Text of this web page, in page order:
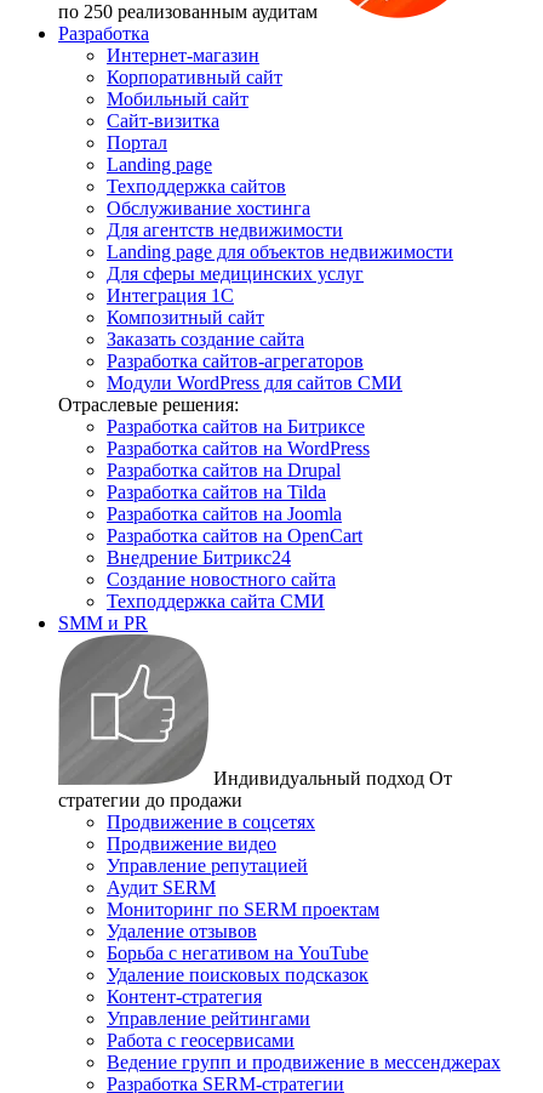
по 250 реализованным аудитам
Разработка
Интернет-магазин
Корпоративный сайт
Мобильный сайт
Сайт-визитка
Портал
Landing page
Техподдержка сайтов
Обслуживание хостинга
Для агентств недвижимости
Landing page для объектов недвижимости
Для сферы медицинских услуг
Интеграция 1С
Композитный сайт
Заказать создание сайта
Разработка сайтов-агрегаторов
Модули WordPress для сайтов СМИ
Отраслевые решения:
Разработка сайтов на Битриксе
Разработка сайтов на WordPress
Разработка сайтов на Drupal
Разработка сайтов на Tilda
Разработка сайтов на Joomla
Разработка сайтов на OpenCart
Внедрение Битрикс24
Создание новостного сайта
Техподдержка сайта СМИ
SMM и PR
Индивидуальный подход От
стратегии до продажи
Продвижение в соцсетях
Продвижение видео
Управление репутацией
Аудит SERM
Мониторинг по SERM проектам
Удаление отзывов
Борьба с негативом на YouTube
Удаление поисковых подсказок
Контент-стратегия
Управление рейтингами
Работа с геосервисами
Ведение групп и продвижение в мессенджерах
Разработка SERM-стратегии